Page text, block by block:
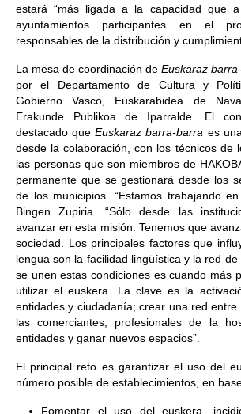
estará “más ligada a la capacidad que
ayuntamientos participantes en el
responsables de la distribución y
La mesa de coordinación de Euskaraz
por el Departamento de Cultura y
Gobierno Vasco, Euskarabidea de
Erakunde Publikoa de Iparralde. El
destacado queEuskaraz barra-barra es
desde la colaboración, con los técnicos de
las personas que son miembros de
permanente que se gestionará desde los
de los municipios. “Estamos trabajando
Bingen Zupiria. “Sólo desde las
avanzar en esta misión. Tenemos que
sociedad. Los principales factores que
lengua son la facilidad lingüística y la red
se unen estas condiciones es cuando más
utilizar el euskera. La clave es la
entidades y ciudadanía; crear una red
las comerciantes, profesionales de la
entidades y ganar nuevos espacios”.
El principal reto es garantizar el uso del
número posible de establecimientos, en
Fomentar el uso del euskera,